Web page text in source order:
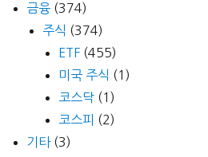
금융 (374)
주식 (374)
ETF (455)
미국 주식 (1)
코스닥 (1)
코스피 (2)
기타(3)